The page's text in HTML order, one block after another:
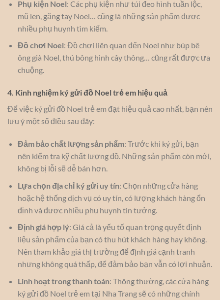
Phụ kiện Noel: Các phụ kiện như túi đeo hình tuần lộc,
mũ len, găng tay Noel… cũng là những sản phẩm được
nhiều phụ huynh tìm kiếm.
Đồ chơi Noel: Đồ chơi liên quan đến Noel như búp bê
ông già Noel, thú bông hình cây thông… cũng rất được ưa
chuộng.
4. Kinh nghiệm ký gửi đồ Noel trẻ em hiệu quả
Để việc ký gửi đồ Noel trẻ em đạt hiệu quả cao nhất, bạn nên
lưu ý một số điều sau đây:
Đảm bảo chất lượng sản phẩm: Trước khi ký gửi, bạn
nên kiểm tra kỹ chất lượng đồ. Những sản phẩm còn mới,
không bị lỗi sẽ dễ bán hơn.
Lựa chọn địa chỉ ký gửi uy tín: Chọn những cửa hàng
hoặc hệ thống dịch vụ có uy tín, có lượng khách hàng ổn
định và được nhiều phụ huynh tin tưởng.
Định giá hợp lý: Giá cả là yếu tố quan trọng quyết định
liệu sản phẩm của bạn có thu hút khách hàng hay không.
Nên tham khảo giá thị trường để định giá cạnh tranh
nhưng không quá thấp, để đảm bảo bạn vẫn có lợi nhuận.
Linh hoạt trong thanh toán: Thông thường, các cửa hàng
ký gửi đồ Noel trẻ em tại Nha Trang sẽ có những chính